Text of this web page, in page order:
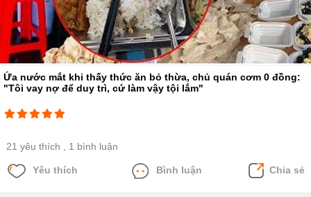
Ứa nước mắt khi thấy thức ăn bỏ thừa, chủ quán cơm 0 đồng:
"Tôi vay nợ để duy trì, cứ làm vậy tội lắm"
21 yêu thích , 1 bình luận
Yêu thích Bình luận Chia sẻ